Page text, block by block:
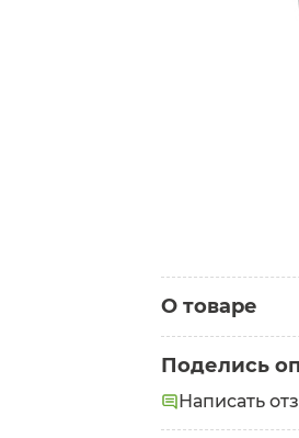
О товаре
Поделись
Написать